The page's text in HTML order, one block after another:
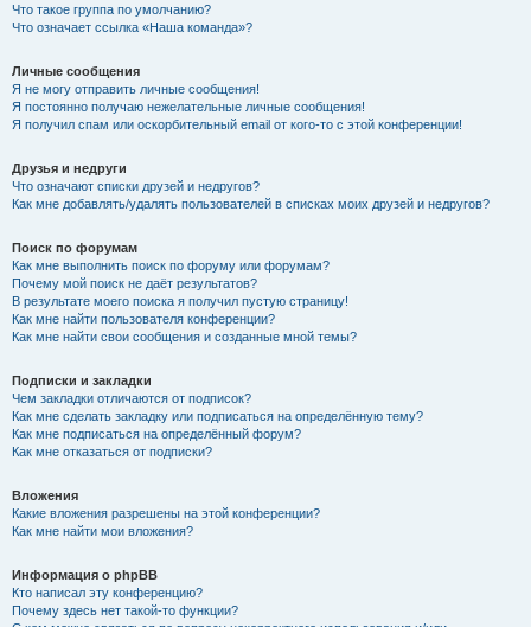
Что такое группа по умолчанию?
Что означает ссылка «Наша команда»?
Личные сообщения
Я не могу отправить личные сообщения!
Я постоянно получаю нежелательные личные сообщения!
Я получил спам или оскорбительный email от кого-то с этой конференции!
Друзья и недруги
Что означают списки друзей и недругов?
Как мне добавлять/удалять пользователей в списках моих друзей и недругов?
Поиск по форумам
Как мне выполнить поиск по форуму или форумам?
Почему мой поиск не даёт результатов?
В результате моего поиска я получил пустую страницу!
Как мне найти пользователя конференции?
Как мне найти свои сообщения и созданные мной темы?
Подписки и закладки
Чем закладки отличаются от подписок?
Как мне сделать закладку или подписаться на определённую тему?
Как мне подписаться на определённый форум?
Как мне отказаться от подписки?
Вложения
Какие вложения разрешены на этой конференции?
Как мне найти мои вложения?
Информация о phpBB
Кто написал эту конференцию?
Почему здесь нет такой-то функции?